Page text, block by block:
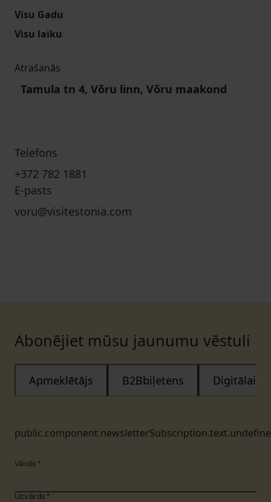
Visu Gadu
Visu laiku
Atrašanās
Tamula tn 4, Võru linn, Võru maakond
Telefons
+372 782 1881
E-pasts
voru@visitestonia.com
Abonējiet mūsu jaunumu vēstuli
Apmeklētājs B2Bbiļetens Digitālais
Vārds *
Uzvārds *